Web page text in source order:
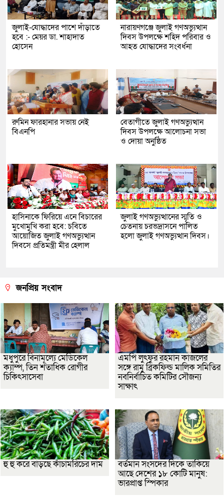
জুলাই-যোদ্ধাদের পাশে দাঁড়াতে
হবে :- মেয়র ডা. শাহাদাত
হোসেন
নারায়ণগঞ্জে জুলাই গণঅভ্যুত্থান
দিবস উপলক্ষে শহিদ পরিবার ও
আহত যোদ্ধাদের সংবর্ধনা
রুমিন ফারহানার সভায় নেই
বিএনপি
বেতাগীতে জুলাই গণঅভ্যুত্থান
দিবস উপলক্ষে আলোচনা সভা
ও দোয়া অনুষ্ঠিত
হাসিনাকে ফিরিয়ে এনে বিচারের
মুখোমুখি করা হবে: চবিতে
আয়োজিত জুলাই গণঅভ্যুত্থান
দিবসে প্রতিমন্ত্রী মীর হেলাল
জুলাই গণঅভ্যুত্থানের স্মৃতি ও
চেতনায় চরভদ্রাসনে পালিত
হলো জুলাই গণঅভ্যুত্থান দিবস।
জনপ্রিয় সংবাদ
মধুপুরে বিনামূল্যে মেডিকেল
ক্যাম্প, তিন শতাধিক রোগীর
চিকিৎসাসেবা
এমপি লুৎফুর রহমান কাজলের
সঙ্গে রামু ব্রিকফিল্ড মালিক সমিতির
নবনির্বাচিত কমিটির সৌজন্য
সাক্ষাৎ
হু হু করে বাড়ছে কাঁচামরিচের দাম
বর্তমান সংসদের দিকে তাকিয়ে
আছে দেশের ১৮ কোটি মানুষ:
ভারপ্রাপ্ত স্পিকার